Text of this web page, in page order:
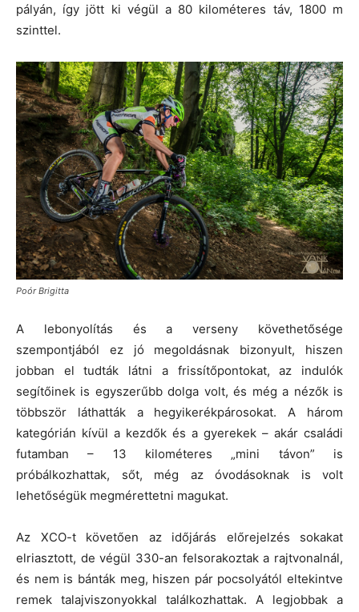
pályán, így jött ki végül a 80 kilométeres táv, 1800 m
szinttel.
Poór Brigitta
A lebonyolítás és a verseny követhetősége
szempontjából ez jó megoldásnak bizonyult, hiszen
jobban el tudták látni a frissítőpontokat, az indulók
segítőinek is egyszerűbb dolga volt, és még a nézők is
többször láthatták a hegyikerékpárosokat. A három
kategórián kívül a kezdők és a gyerekek – akár családi
futamban – 13 kilométeres „mini távon” is
próbálkozhattak, sőt, még az óvodásoknak is volt
lehetőségük megmérettetni magukat.
Az XCO-t követően az időjárás előrejelzés sokakat
elriasztott, de végül 330-an felsorakoztak a rajtvonalnál,
és nem is bánták meg, hiszen pár pocsolyától eltekintve
remek talajviszonyokkal találkozhattak. A legjobbak a